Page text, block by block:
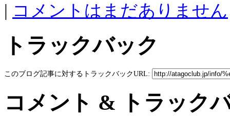
| コメントはまだありません
トラックバック
このブログ記事に対するトラックバックURL:
コメント & トラック